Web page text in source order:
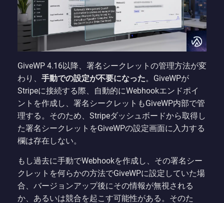
GiveWP 4.16以降、署名シークレットの管理方法が変
わり、 手動での設定が不要になった。GiveWPが
Stripeに接続する際、自動的にWebhookエンドポイ
ントを作成し、署名シークレットもGiveWP内部で管
理する。そのため、Stripeダッシュボードから取得し
た署名シークレットをGiveWPの設定画面に入力する
欄は存在しない。
もし過去に手動でWebhookを作成し、その署名シー
クレットを何らかの方法でGiveWPに設定していた場
合、バージョンアップ後にその情報が無視される
か、あるいは競合を起こす可能性がある。そのた